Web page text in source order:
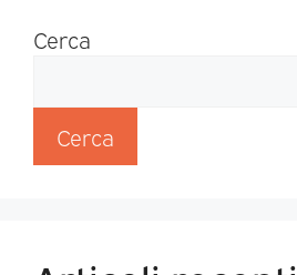
Cerca
Cerca